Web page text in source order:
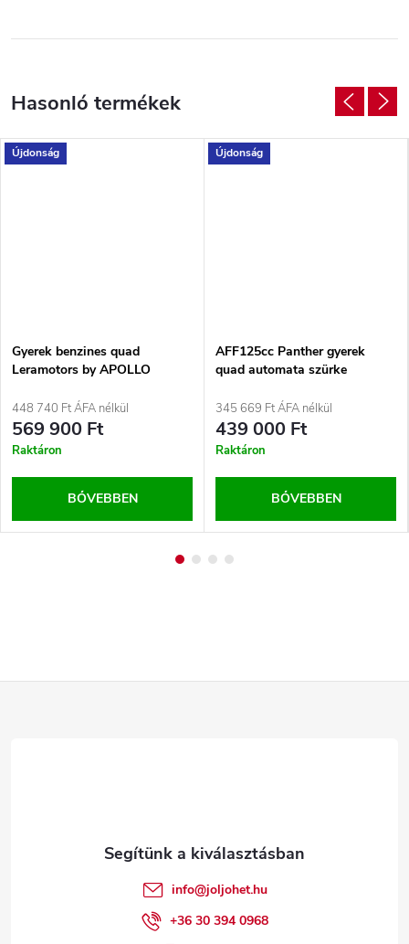
Újdonság
Gyerek benzines quad
Leramotors by APOLLO
Premium | narancs
448 740 Ft ÁFA nélkül
569 900 Ft
Raktáron
BŐVEBBEN
Újdonság
AFF125cc Panther gyerek
quad automata szürke
345 669 Ft ÁFA nélkül
439 000 Ft
Raktáron
BŐVEBBEN
info@joljohet.hu
+36 30 394 0968